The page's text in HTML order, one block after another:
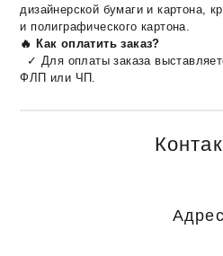
дизайнерской бумаги и картона,
и полиграфического картона.
🔥 Как оплатить заказ?
✓ Для оплаты заказа
ФЛП или ЧП.